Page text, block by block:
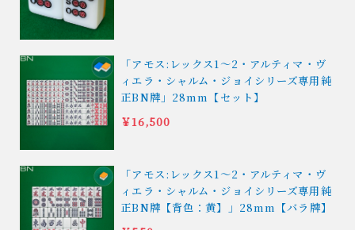
「アモス:レックス1〜2・アルティマ・ヴ
ィエラ・シャルム・ジョイシリーズ専用純
正BN牌」28mm【セット】
￥16,500
「アモス:レックス1〜2・アルティマ・ヴ
ィエラ・シャルム・ジョイシリーズ専用純
正BN牌【背色：黄】」28mm【バラ牌】